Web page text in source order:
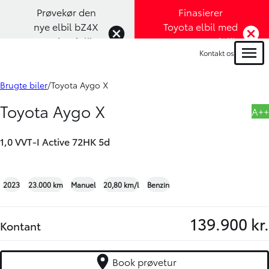
Prøvekør den
nye elbil bZ4X
Touring (Klik
Finasierer
Toyota elbil med
1,99% rente (Klik
her)
Kontakt os Menu
Book prøvetur
Brugte biler Toyota Aygo X
Toyota Aygo X
1,0 VVT-I Active 72HK 5d
A++
2023 23.000 km Manuel 20,80 km/l Benzin
Kontant 139.900 kr.
Book prøvetur